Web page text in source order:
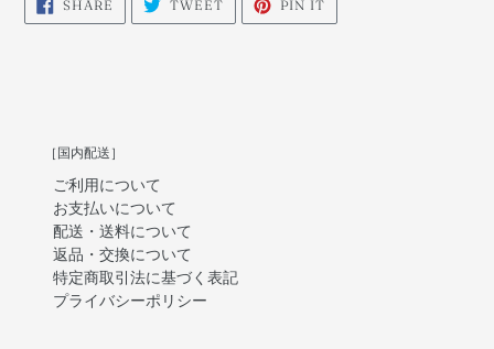
SHARE
FACEBOOK
TWEET
TWITTER
PIN IT
PINTEREST
［国内配送］
ご利用について
お支払いについて
配送・送料について
返品・交換について
特定商取引法に基づく表記
プライバシーポリシー